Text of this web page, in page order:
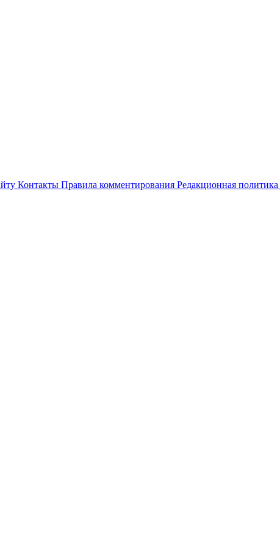
Контакты Правила комментирования Редакционная политика